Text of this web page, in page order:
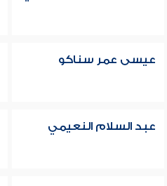
عيسى عمر سناكو
عبد السلام النعيمي